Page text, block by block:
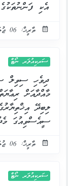
އެކި
ތާރީޚް: 06 ޖުލައި 2026
ސަރކިއުލަރ ނޯޓް
ލިބިދޭ
ސީއެސްވިއުގަ
ތާރީޚް: 06 ޖުލައި 2026
ސަރކިއުލަރ ނޯޓް